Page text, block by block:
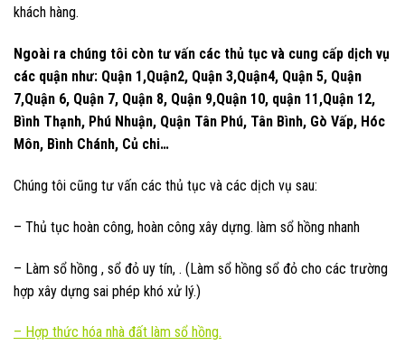
khách hàng.
Ngoài ra chúng tôi còn tư vấn các thủ tục và cung cấp dịch vụ
các quận như: Quận 1,Quận2, Quận 3,Quận4, Quận 5, Quận
7,Quận 6, Quận 7, Quận 8, Quận 9,Quận 10, quận 11,Quận 12,
Bình Thạnh, Phú Nhuận, Quận Tân Phú, Tân Bình, Gò Vấp, Hóc
Môn, Bình Chánh, Củ chi…
Chúng tôi cũng tư vấn các thủ tục và các dịch vụ sau:
– Thủ tục hoàn công, hoàn công xây dựng. làm sổ hồng nhanh
– Làm sổ hồng , sổ đỏ uy tín, . (Làm sổ hồng sổ đỏ cho các trường
hợp xây dựng sai phép khó xử lý.)
– Hợp thức hóa nhà đất làm sổ hồng.